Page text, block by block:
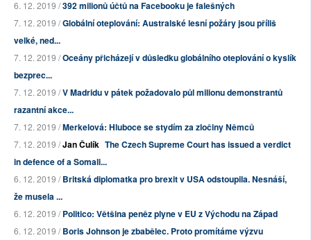
6. 12. 2019 /392 milionů účtů na Facebooku je falešných
7. 12. 2019 /Globální oteplování: Australské lesní požáry jsou příliš
velké, ned...
7. 12. 2019 /Oceány přicházejí v důsledku globálního oteplování o kyslík
bezprec...
7. 12. 2019 /V Madridu v pátek požadovalo půl milionu demonstrantů
razantní akce...
7. 12. 2019 /Merkelová: Hluboce se stydím za zločiny Němců
7. 12. 2019 /Jan Čulík The Czech Supreme Court has issued a verdict
in defence of a Somali...
6. 12. 2019 /Britská diplomatka pro brexit v USA odstoupila. Nesnáší,
že musela ...
6. 12. 2019 /Politico: Většina peněz plyne v EU z Východu na Západ
6. 12. 2019 /Boris Johnson je zbabělec. Proto promítáme výzvu